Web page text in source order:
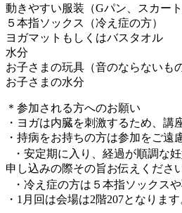
動きやすい服装（Gパン、スカート
５本指ソックス（冷え症の方）
ヨガマットもしくはバスタオル
水分
お子さまの玩具（音のならないも
お子さまの水分
＊参加される方へのお願い
・ヨガは内臓を刺激するため、講
・持病をお持ちの方は参加をご遠
・安定期に入り、経過が順調な
申し込みの際その旨お伝えくださ
・冷え症の方は５本指ソックス
・1月回は会場は2階207となりま